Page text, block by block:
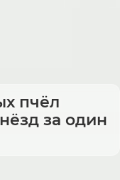
пчёл
за один